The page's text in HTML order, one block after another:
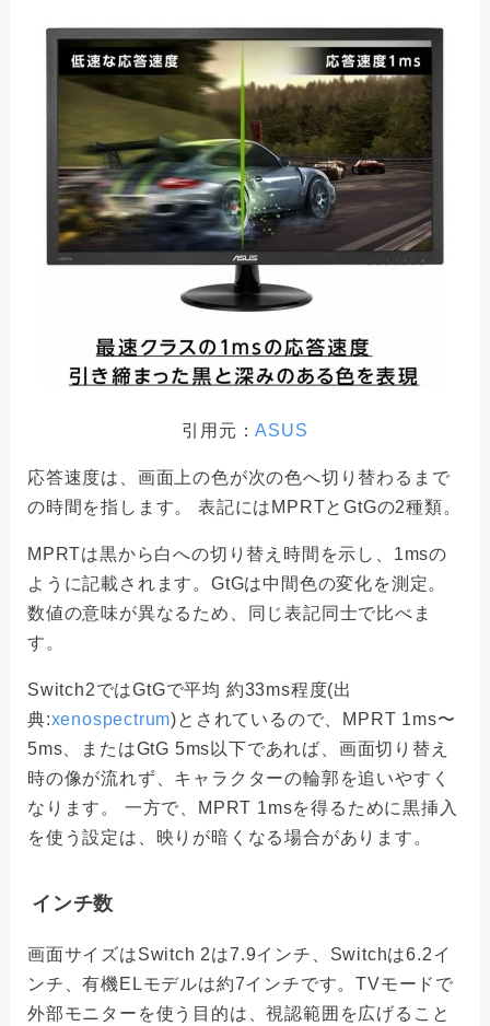
引用元：ASUS
応答速度は、画面上の色が次の色へ切り替わるまで
の時間を指します。 表記にはMPRTとGtGの2種類。
MPRTは黒から白への切り替え時間を示し、1msの
ように記載されます。GtGは中間色の変化を測定。
数値の意味が異なるため、同じ表記同士で比べま
す。
Switch2ではGtGで平均 約33ms程度(出
典:xenospectrum)とされているので、MPRT 1ms〜
5ms、またはGtG 5ms以下であれば、画面切り替え
時の像が流れず、キャラクターの輪郭を追いやすく
なります。 一方で、MPRT 1msを得るために黒挿入
を使う設定は、映りが暗くなる場合があります。
インチ数
画面サイズはSwitch 2は7.9インチ、Switchは6.2イ
ンチ、有機ELモデルは約7インチです。TVモードで
外部モニターを使う目的は、視認範囲を広げること